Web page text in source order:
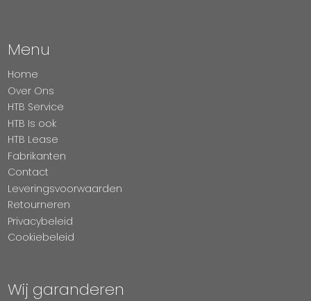
Menu
Home
Over Ons
HTB Service
HTB Is ook
HTB Lease
Fabrikanten
Contact
Leveringsvoorwaarden
Retourneren
Privacybeleid
Cookiebeleid
Wij garanderen